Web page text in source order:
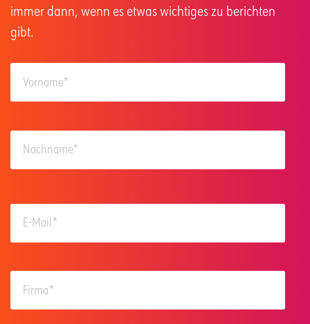
immer dann, wenn es etwas wichtiges zu berichten
gibt.